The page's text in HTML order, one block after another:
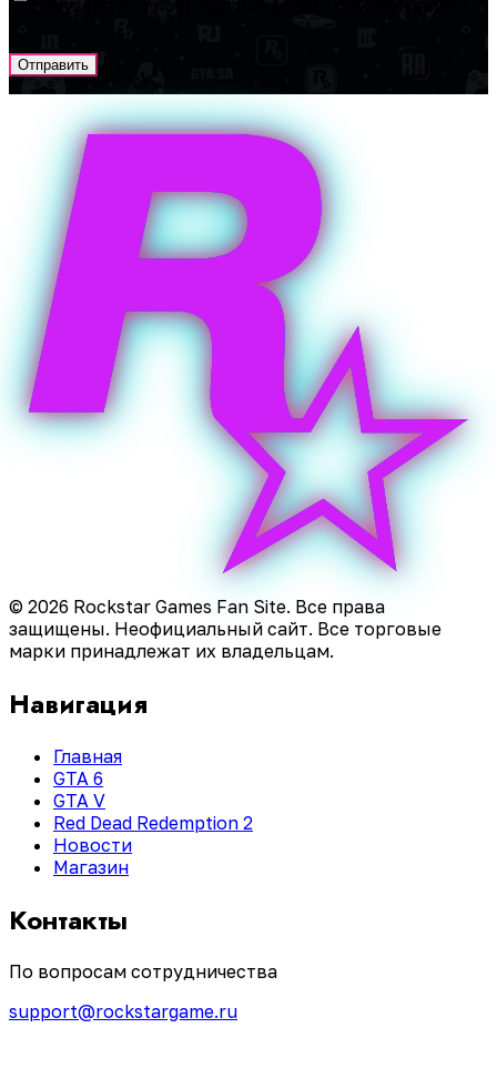
Отправить
© 2026 Rockstar Games Fan Site. Все права
защищены. Неофициальный сайт. Все торговые
марки принадлежат их владельцам.
Навигация
Главная
GTA 6
GTA V
Red Dead Redemption 2
Новости
Магазин
Контакты
По вопросам сотрудничества
support@rockstargame.ru